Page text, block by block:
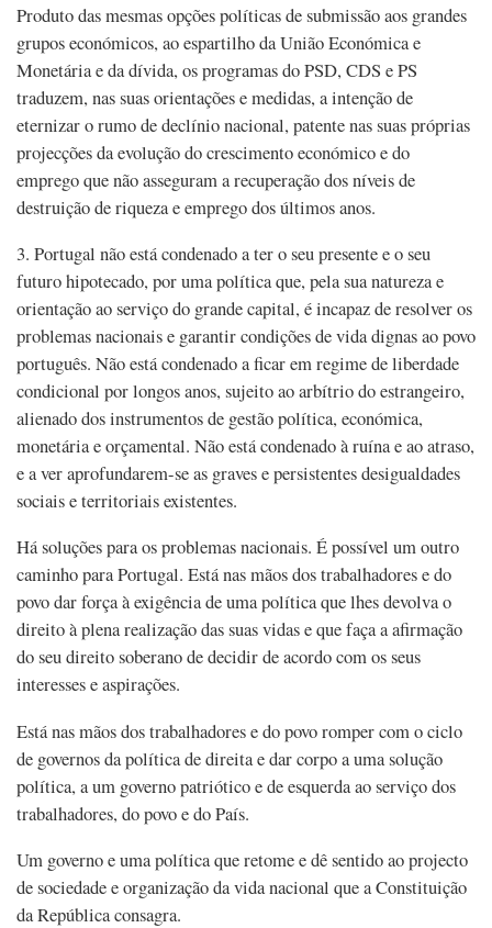
Produto das mesmas opções políticas de submissão aos grandes
grupos económicos, ao espartilho da União Económica e
Monetária e da dívida, os programas do PSD, CDS e PS
traduzem, nas suas orientações e medidas, a intenção de
eternizar o rumo de declínio nacional, patente nas suas próprias
projecções da evolução do crescimento económico e do
emprego que não asseguram a recuperação dos níveis de
destruição de riqueza e emprego dos últimos anos.
3. Portugal não está condenado a ter o seu presente e o seu
futuro hipotecado, por uma política que, pela sua natureza e
orientação ao serviço do grande capital, é incapaz de resolver os
problemas nacionais e garantir condições de vida dignas ao povo
português. Não está condenado a ficar em regime de liberdade
condicional por longos anos, sujeito ao arbítrio do estrangeiro,
alienado dos instrumentos de gestão política, económica,
monetária e orçamental. Não está condenado à ruína e ao atraso,
e a ver aprofundarem-se as graves e persistentes desigualdades
sociais e territoriais existentes.
Há soluções para os problemas nacionais. É possível um outro
caminho para Portugal. Está nas mãos dos trabalhadores e do
povo dar força à exigência de uma política que lhes devolva o
direito à plena realização das suas vidas e que faça a afirmação
do seu direito soberano de decidir de acordo com os seus
interesses e aspirações.
Está nas mãos dos trabalhadores e do povo romper com o ciclo
de governos da política de direita e dar corpo a uma solução
política, a um governo patriótico e de esquerda ao serviço dos
trabalhadores, do povo e do País.
Um governo e uma política que retome e dê sentido ao projecto
de sociedade e organização da vida nacional que a Constituição
da República consagra.